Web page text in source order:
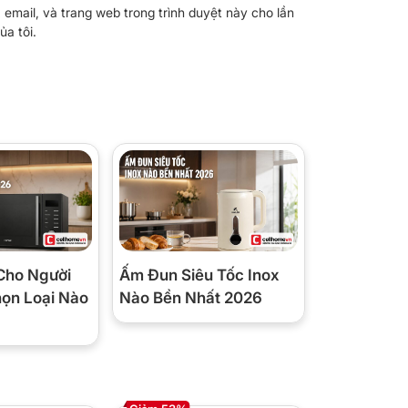
và trang web trong trình duyệt này cho lần
tôi.
Người
Loại Nào
Ấm Đun Siêu Tốc Inox
Nào Bền Nhất 2026